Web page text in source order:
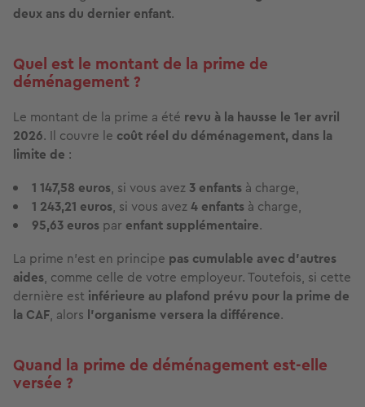
deux ans du dernier enfant.
Quel est le montant de la prime de
déménagement ?
Le montant de la prime a été revu à la hausse le 1er avril
2026. Il couvre le coût réel du déménagement, dans la
limite de :
1 147,58 euros, si vous avez 3 enfants à charge,
1 243,21 euros, si vous avez4 enfants à charge,
95,63 euros par enfant supplémentaire.
La prime n’est en principe pas cumulable avec d’autres
aides, comme celle de votre employeur. Toutefois, si cette
dernière est inférieure au plafond prévu pour la prime de
la CAF, alors l’organisme versera la différence.
Quand la prime de déménagement est-elle
versée ?